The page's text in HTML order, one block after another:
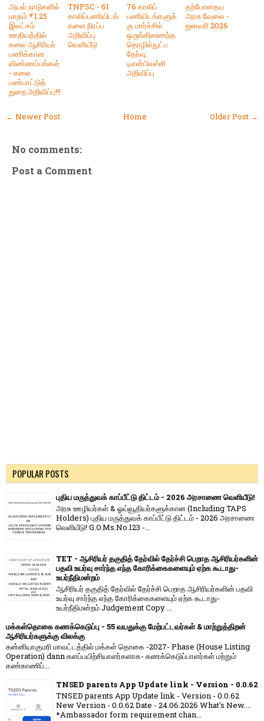
அயல் நாடுகளில்
மாதம் ₹1.25
இலட்சம்
ஊதியத்தில்
கலை ஆசிரியர்
பணிக்கான
விண்ணப்பங்கள்
- கலை
பண்பாட்டுத்
துறை அறிவிப்பு!!!
TNPSC - 61
காலிப்பணியிடங்
களை நிரப்ப
அறிவிப்பு
வெளியீடு
76 காலிப்
பணியிடங்களுக்
கு மார்ச்சில்
ஒருங்கிணைந்த
தொழில்நுட்ப
தேர்வு:
டிஎன்பிஎஸ்சி
அறிவிப்பு
தற்போதைய
அரசு வேலை -
ஜனவரி 2026
← Newer Post Older Post →
Home
No comments:
Post a Comment
POPULAR POSTS
புதிய மருத்துவக் காப்பீட்டு திட்டம் - 2026 அரசாணை வெளியீடு!
அரசு ஊழியர்கள் & ஓய்வூதியர்களுக்கான (Including TAPS
Holders) புதிய மருத்துவக் காப்பீட்டு திட்டம் - 2026 அரசாணை
வெளியீடு! G.O.Ms.No.123 -...
TET - ஆசிரியர் தகுதித் தேர்வில் தேர்ச்சி பெறாத ஆசிரியர்களின்
பதவி உயர்வு சார்ந்த எந்த கோரிக்கைகளையும் ஏற்க கூடாது-
உயர்நீதிமன்றம்
ஆசிரியர் தகுதித் தேர்வில் தேர்ச்சி பெறாத ஆசிரியர்களின் பதவி
உயர்வு சார்ந்த எந்த கோரிக்கைகளையும் ஏற்க கூடாது-
உயர்நீதிமன்றம் Judgement Copy ...
மக்கள்தொகை கணக்கெடுப்பு - 55 வயதுக்கு மேற்பட்டவர்கள் & மாற்றுத்திறன்
ஆசிரியர்களுக்கு விலக்கு
கன்னியாகுமரி மாவட்டத்தில் மக்கள் தொகை -2027- Phase (House Listing
Operation) dann களப்பயிற்சியாளர்களாக- கணக்கெடுப்பாளர்கள் மற்றும்
கண்காணிப்...
TNSED parents App Update link - Version - 0.0.62
TNSED parents App Update link - Version - 0.0.62
New Version - 0.0.62 Date - 24.06.2026 What's New....
*Ambassador form requirement chan...